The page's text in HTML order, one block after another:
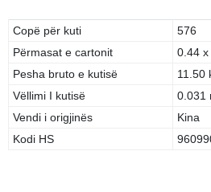
Copë për kuti
576
Përmasat e cartonit
0.44 x
Pesha bruto e kutisë
11.50
Vëllimi I kutisë
0.031
Vendi i origjinës
Kina
Kodi HS